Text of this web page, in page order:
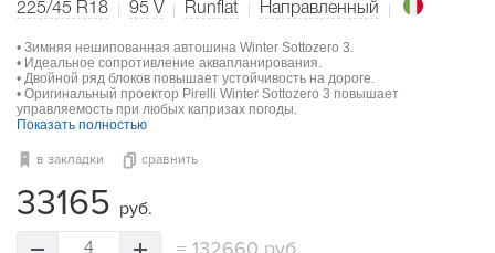
225/45 R18 95 V Runflat Направленный
• Зимняя нешипованная автошина Winter Sottozero 3.
• Идеальное сопротивление аквапланирования.
• Двойной ряд блоков повышает устойчивость на дороге.
• Оригинальный проектор Pirelli Winter Sottozero 3 повышает
управляемость при любых капризах погоды.
Показать полностью
в закладки сравнить
33165 руб.
4